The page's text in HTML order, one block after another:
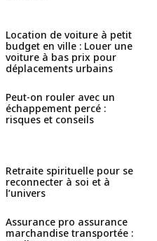
Location de voiture à petit
budget en ville : Louer une
voiture à bas prix pour
déplacements urbains
Peut-on rouler avec un
échappement percé :
risques et conseils
Retraite spirituelle pour se
reconnecter à soi et à
l’univers
Assurance pro assurance
marchandise transportée :